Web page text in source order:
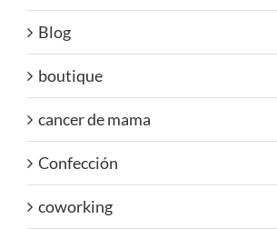
Blog
boutique
cancer de mama
Confección
coworking